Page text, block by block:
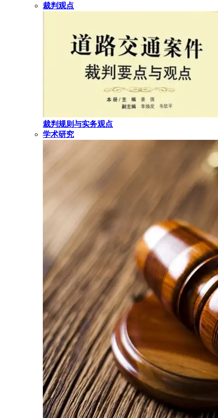
裁判观点
裁判规则与实务观点
学术研究